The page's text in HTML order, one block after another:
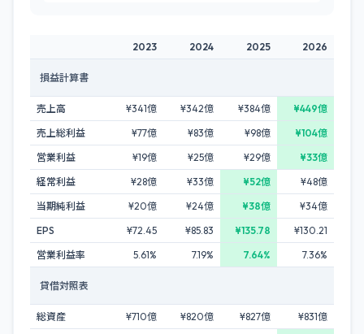
2023 2024 2025 2026
損益計算書
売上高 ¥341億 ¥342億 ¥384億
¥449億
売上総利益
¥77億 ¥83億 ¥98億
¥104億
営業利益
¥19億 ¥25億 ¥29億
¥33億
経常利益
¥28億 ¥33億 ¥52億
¥48億
当期純利益
¥20億 ¥24億 ¥38億
¥34億
EPS
¥72.45 ¥85.83 ¥135.78
¥130.21
営業利益率
5.61% 7.19% 7.64% 7.36%
貸借対照表
総資産 ¥710億 ¥820億 ¥827億
¥831億